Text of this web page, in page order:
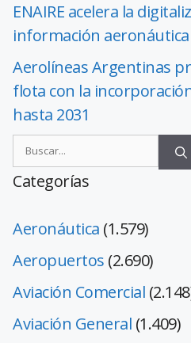
ENAIRE acelera la
información aeronáutica
Aerolíneas Argentinas
flota con la
hasta 2031
Categorías
Aeronáutica (1.579)
Aeropuertos (2.690)
Aviación Comercial
Aviación General (1.409)